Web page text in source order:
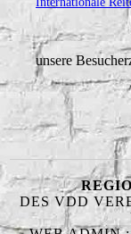
unsere
DES VDD